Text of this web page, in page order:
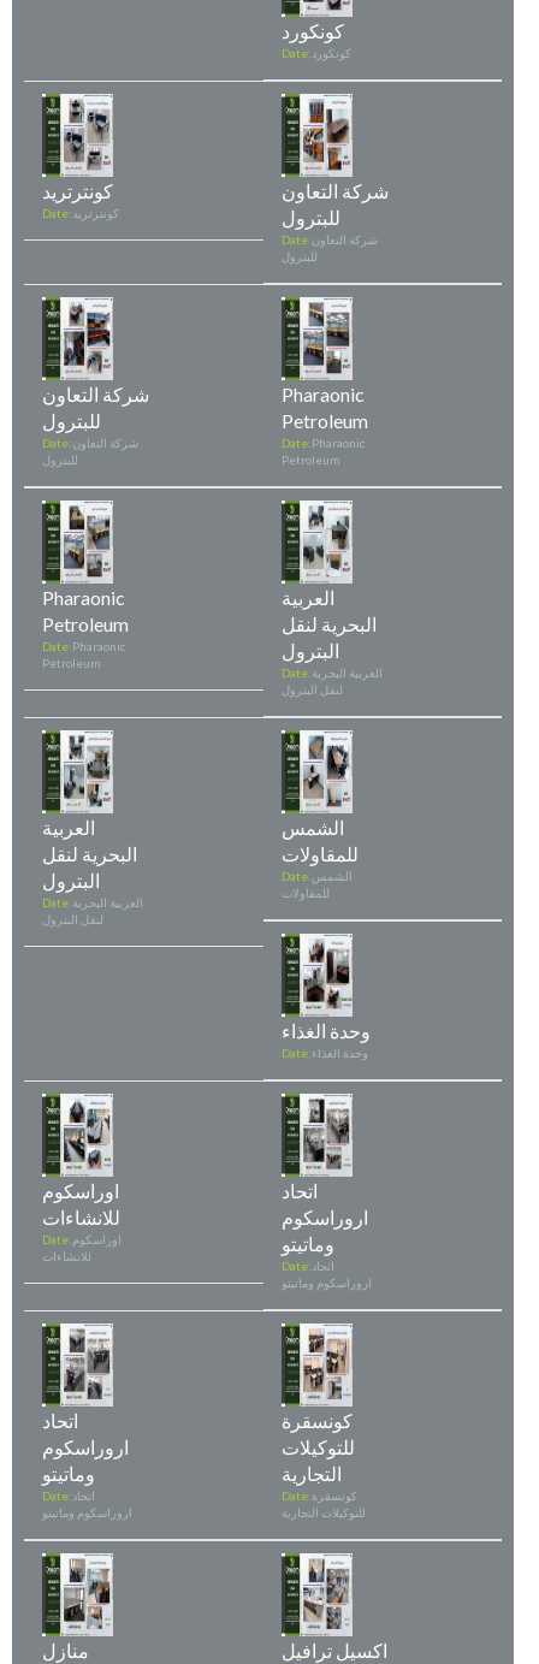
كونكورد
Date: كونكورد
كونترتريد
Date: كونترتريد
شركة التعاون
للبترول
Date:شركة التعاون
للبترول
شركة التعاون
للبترول
Date:شركة التعاون
للبترول
Pharaonic
Petroleum
Date:Pharaonic
Petroleum
Pharaonic
Petroleum
Date:Pharaonic
Petroleum
العربية
البحرية لنقل
البترول
Date:العربية البحرية
لنقل البترول
العربية
البحرية لنقل
البترول
Date:العربية البحرية
لنقل البترول
الشمس
للمقاولات
Date:الشمس
للمقاولات
وحدة الغذاء
Date:وحدة الغذاء
اوراسكوم
للانشاءات
Date: اوراسكوم
للانشاءات
اتحاد
اروراسكوم
وماتيتو
Date: اتحاد
اروراسكوم وماتيتو
اتحاد
اروراسكوم
وماتيتو
Date: اتحاد
اروراسكوم وماتيتو
كونسقرة
للتوكيلات
التجارية
Date:كونسقرة
للتوكيلات التجارية
منازل
اكسيل ترافيل